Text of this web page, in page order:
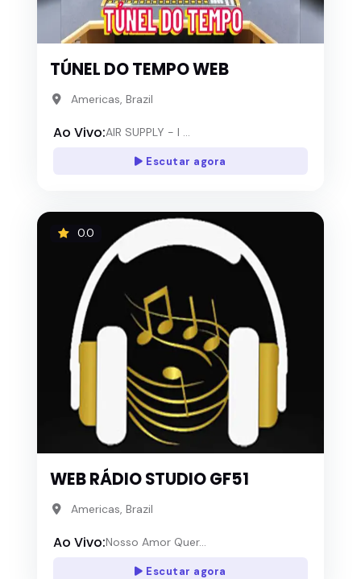
TÚNEL DO TEMPO WEB
Americas, Brazil
Ao Vivo:AIR SUPPLY - I ...
Escutar agora
0.0
WEB RÁDIO STUDIO GF51
Americas, Brazil
Ao Vivo:Nosso Amor Quer...
Escutar agora